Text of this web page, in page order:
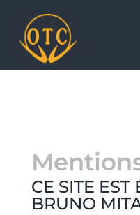
contenu
CE SITE EST
BRUNO